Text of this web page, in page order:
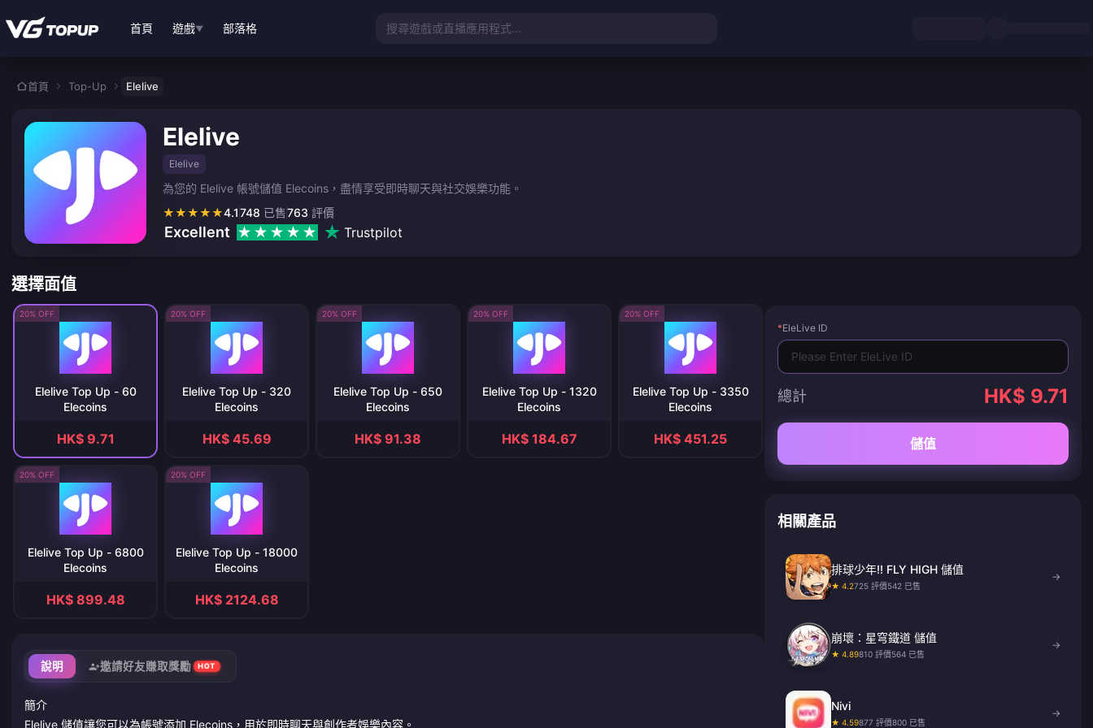
首頁 遊戲▼ 部落格 搜尋遊戲或直播應用程式...
首頁 Top-Up Elelive
Elelive
Elelive
為您的 Elelive 帳號儲值 Elecoins，盡情享受即時聊天與社交娛樂功能。
★★★★★4.1 763 評價
748 已售
Excellent Trustpilot
選擇面值
20% OFF
Elelive Top Up - 60
Elecoins
HK$ 9.71
20% OFF
Elelive Top Up - 320
Elecoins
HK$ 45.69
20% OFF
Elelive Top Up - 650
Elecoins
HK$ 91.38
20% OFF
Elelive Top Up - 1320
Elecoins
HK$ 184.67
20% OFF
Elelive Top Up - 3350
Elecoins
HK$ 451.25
20% OFF
Elelive Top Up - 6800
Elecoins
HK$ 899.48
20% OFF
Elelive Top Up - 18000
Elecoins
HK$ 2124.68
說明 邀請好友賺取獎勵 HOT
簡介
Elelive 儲值讓您可以為帳號添加 Elecoins，用於即時聊天與創作者娛樂內容。
*EleLive ID
總計 HK$ 9.71
儲值
相關產品
排球少年!! FLY HIGH 儲值
★ 4.2725 評價542 已售
→
崩壞：星穹鐵道 儲值
★ 4.89810 評價564 已售
→
Nivi
★ 4.59877 評價800 已售
→